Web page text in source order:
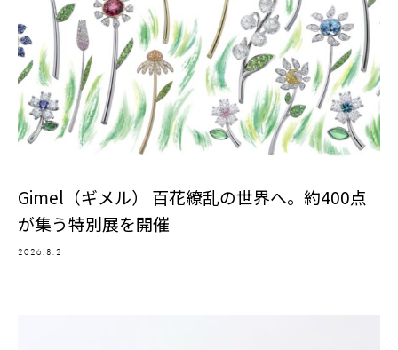
Gimel（ギメル） 百花繚乱の世界へ。約400点
が集う特別展を開催
2026.8.2